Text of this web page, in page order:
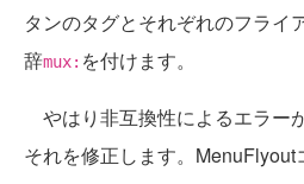
タンのタグとそれぞれのフライ
辞mux: を付けます。
やはり非互換性によるエラー
それを修正します。MenuFlyout